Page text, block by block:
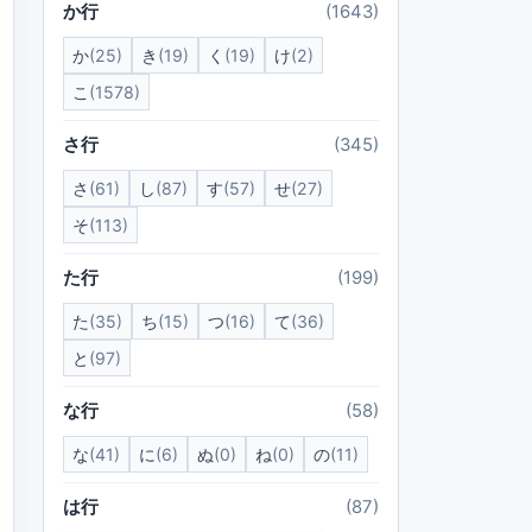
か行 (1643)
か(25) き (19) く (19) け(2)
こ (1578)
さ行 (345)
さ (61) し(87) す(57) せ(27)
そ(113)
た行 (199)
た(35) ち(15) つ(16) て(36)
と (97)
な行 (58)
な(41) に(6) ぬ(0) ね(0) の(11)
は行 (87)